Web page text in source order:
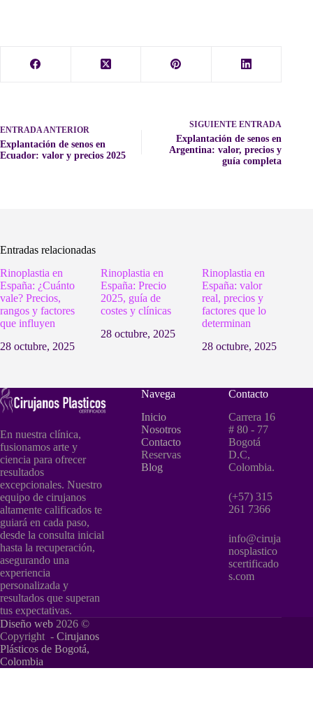
ENTRADAANTERIOR
Explantación de senos en
Ecuador: valor y precios 2025
SIGUIENTEENTRADA
Explantación de senos en
Argentina: valor, precios y
guía completa
Entradas relacionadas
Rinoplastia en
España: ¿Cuánto
vale? Precios,
rangos y factores
que influyen
28 octubre, 2025
Rinoplastia en
España: Precio
2025, guía de
costes y clínicas
28 octubre, 2025
Rinoplastia en
España: valor
real, precios y
factores que lo
determinan
28 octubre, 2025
En nuestra clínica,
fusionamos arte y
ciencia para ofrecer
resultados
excepcionales. Nuestro
equipo de cirujanos
altamente calificados te
guiará en cada paso,
desde la consulta inicial
hasta la recuperación,
asegurando una
experiencia
personalizada y
resultados que superan
tus expectativas.
Navega
Inicio
Nosotros
Contacto
Reservas
Blog
Contacto
Carrera 16
# 80 - 77
Bogotá
D.C,
Colombia.
(+57) 315
261 7366
info@ciruja
nosplastico
scertificado
s.com
Diseño web 2026 ©
Copyright - Cirujanos
Plásticos de Bogotá,
Colombia